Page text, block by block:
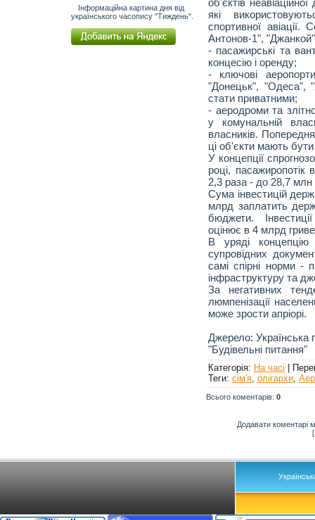
Інформаційна картина дня від
українського часопису "Тиждень".
які
спортивної
Антонов-1",
- пасажирські та
концесію і оренду;
- ключові
"Донецьк", "Одеса",
стати приватними;
- аеродроми та
у комунальній
власників.
ці об'єкти мають бути
У концепції
році, пасажиропотік
2,3 раза - до 28,7 млн
Сума інвестицій
млрд заплатить
бюджети.
оцінює в 4 млрд
В уряді
супровідних
самі спірні норми -
інфраструктуру та
За негативних
люмпенізації
може зрости апріорі.
Джерело: Українська
"Будівельні питання"
Категорія: На часі |
Теги: сім'я олігархи
Всього коментарів: 0
Додавати коментарі